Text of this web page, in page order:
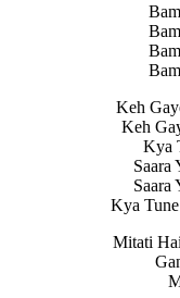
Keh
Keh
Kya
Saara
Saara
Kya Tune
Mitati